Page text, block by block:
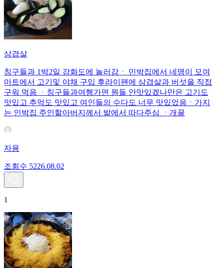
삼겹살
칭구들과 1박2일 강화도에 놀러감ㆍ 민박집에서 네명이 모여
마트에서 고기및 야채 구입 후라이팬에 삼겹살과 버섯을 직접
구워 먹음 ㆍ칭구들과여행가면 뭔들 안맛있겠나만은 고기도
맛있고 추억도 맛있고 여인들의 수다도 너무 맛있었음ㆍ가지
는 인박집 주인할아버지께서 밭에서 따다주심 ㆍ개꿀
자융
조회수 5226.08.02
1